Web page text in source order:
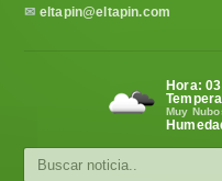
Política
Cultura
✉ eltapin@eltapin.com
Hora:
Muy